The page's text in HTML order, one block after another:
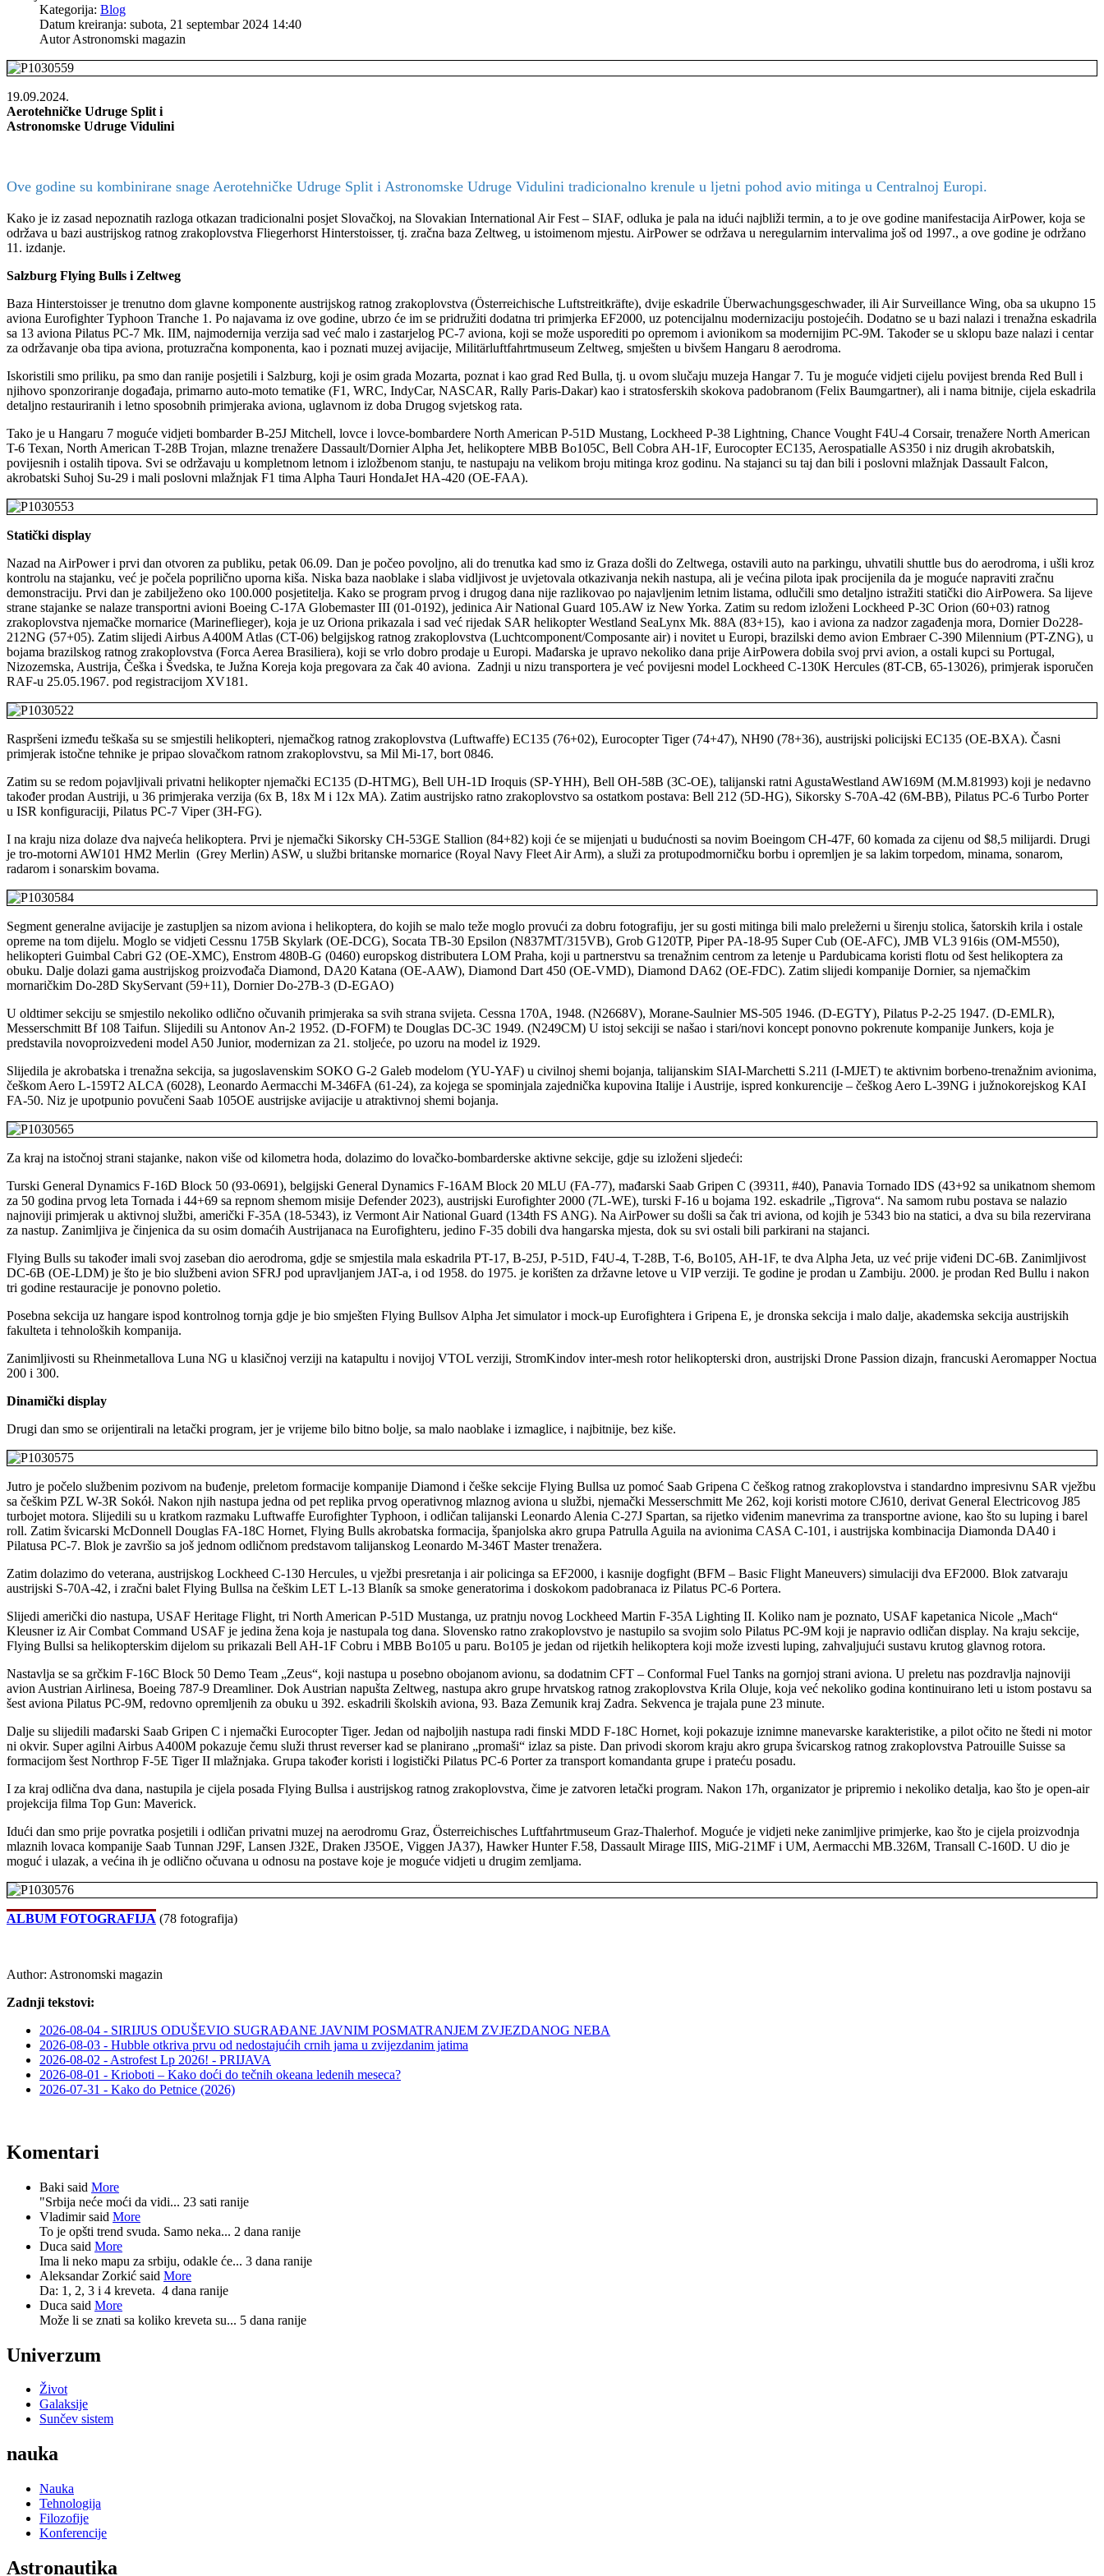
Kategorija: Blog
Datum kreiranja: subota, 21 septembar 2024 14:40
AutorAstronomski magazin
19.09.2024.
Aerotehničke Udruge Split i
Astronomske Udruge Vidulini
Ove godine su kombinirane snage Aerotehničke Udruge Split i Astronomske Udruge Vidulini tradicionalno krenule u ljetni pohod avio mitinga u Centralnoj Europi.
Kako je iz zasad nepoznatih razloga otkazan tradicionalni posjet Slovačkoj, na Slovakian International Air Fest – SIAF, odluka je pala na idući najbliži termin, a to je ove godine manifestacija AirPower, koja se
održava u bazi austrijskog ratnog zrakoplovstva Fliegerhorst Hinterstoisser, tj. zračna baza Zeltweg, u istoimenom mjestu. AirPower se održava u neregularnim intervalima još od 1997., a ove godine je održano
11. izdanje.
Salzburg Flying Bulls i Zeltweg
Baza Hinterstoisser je trenutno dom glavne komponente austrijskog ratnog zrakoplovstva (Österreichische Luftstreitkräfte), dvije eskadrile Überwachungsgeschwader, ili Air Surveillance Wing, oba sa ukupno 15
aviona Eurofighter Typhoon Tranche 1. Po najavama iz ove godine, ubrzo će im se pridružiti dodatna tri primjerka EF2000, uz potencijalnu modernizaciju postojećih. Dodatno se u bazi nalazi i trenažna eskadrila
sa 13 aviona Pilatus PC-7 Mk. IIM, najmodernija verzija sad već malo i zastarjelog PC-7 aviona, koji se može usporediti po opremom i avionikom sa modernijim PC-9M. Također se u sklopu baze nalazi i centar
za održavanje oba tipa aviona, protuzračna komponenta, kao i poznati muzej avijacije, Militärluftfahrtmuseum Zeltweg, smješten u bivšem Hangaru 8 aerodroma.
Iskoristili smo priliku, pa smo dan ranije posjetili i Salzburg, koji je osim grada Mozarta, poznat i kao grad Red Bulla, tj. u ovom slučaju muzeja Hangar 7. Tu je moguće vidjeti cijelu povijest brenda Red Bull i
njihovo sponzoriranje događaja, primarno auto-moto tematike (F1, WRC, IndyCar, NASCAR, Rally Paris-Dakar) kao i stratosferskih skokova padobranom (Felix Baumgartner), ali i nama bitnije, cijela eskadrila
detaljno restauriranih i letno sposobnih primjeraka aviona, uglavnom iz doba Drugog svjetskog rata.
Tako je u Hangaru 7 moguće vidjeti bombarder B-25J Mitchell, lovce i lovce-bombardere North American P-51D Mustang, Lockheed P-38 Lightning, Chance Vought F4U-4 Corsair, trenažere North American
T-6 Texan, North American T-28B Trojan, mlazne trenažere Dassault/Dornier Alpha Jet, helikoptere MBB Bo105C, Bell Cobra AH-1F, Eurocopter EC135, Aerospatialle AS350 i niz drugih akrobatskih,
povijesnih i ostalih tipova. Svi se održavaju u kompletnom letnom i izložbenom stanju, te nastupaju na velikom broju mitinga kroz godinu. Na stajanci su taj dan bili i poslovni mlažnjak Dassault Falcon,
akrobatski Suhoj Su-29 i mali poslovni mlažnjak F1 tima Alpha Tauri HondaJet HA-420 (OE-FAA).
Statički display
Nazad na AirPower i prvi dan otvoren za publiku, petak 06.09. Dan je počeo povoljno, ali do trenutka kad smo iz Graza došli do Zeltwega, ostavili auto na parkingu, uhvatili shuttle bus do aerodroma, i ušli kroz
kontrolu na stajanku, već je počela poprilično uporna kiša. Niska baza naoblake i slaba vidljivost je uvjetovala otkazivanja nekih nastupa, ali je većina pilota ipak procijenila da je moguće napraviti zračnu
demonstraciju. Prvi dan je zabilježeno oko 100.000 posjetitelja. Kako se program prvog i drugog dana nije razlikovao po najavljenim letnim listama, odlučili smo detaljno istražiti statički dio AirPowera. Sa lijeve
strane stajanke se nalaze transportni avioni Boeing C-17A Globemaster III (01-0192), jedinica Air National Guard 105.AW iz New Yorka. Zatim su redom izloženi Lockheed P-3C Orion (60+03) ratnog
zrakoplovstva njemačke mornarice (Marineflieger), koja je uz Oriona prikazala i sad već rijedak SAR helikopter Westland SeaLynx Mk. 88A (83+15), kao i aviona za nadzor zagađenja mora, Dornier Do228-
212NG (57+05). Zatim slijedi Airbus A400M Atlas (CT-06) belgijskog ratnog zrakoplovstva (Luchtcomponent/Composante air) i novitet u Europi, brazilski demo avion Embraer C-390 Milennium (PT-ZNG), u
bojama brazilskog ratnog zrakoplovstva (Forca Aerea Brasiliera), koji se vrlo dobro prodaje u Europi. Mađarska je upravo nekoliko dana prije AirPowera dobila svoj prvi avion, a ostali kupci su Portugal,
Nizozemska, Austrija, Češka i Švedska, te Južna Koreja koja pregovara za čak 40 aviona. Zadnji u nizu transportera je već povijesni model Lockheed C-130K Hercules (8T-CB, 65-13026), primjerak isporučen
RAF-u 25.05.1967. pod registracijom XV181.
Raspršeni između teškaša su se smjestili helikopteri, njemačkog ratnog zrakoplovstva (Luftwaffe) EC135 (76+02), Eurocopter Tiger (74+47), NH90 (78+36), austrijski policijski EC135 (OE-BXA). Časni
primjerak istočne tehnike je pripao slovačkom ratnom zrakoplovstvu, sa Mil Mi-17, bort 0846.
Zatim su se redom pojavljivali privatni helikopter njemački EC135 (D-HTMG), Bell UH-1D Iroquis (SP-YHH), Bell OH-58B (3C-OE), talijanski ratni AgustaWestland AW169M (M.M.81993) koji je nedavno
također prodan Austriji, u 36 primjeraka verzija (6x B, 18x M i 12x MA). Zatim austrijsko ratno zrakoplovstvo sa ostatkom postava: Bell 212 (5D-HG), Sikorsky S-70A-42 (6M-BB), Pilatus PC-6 Turbo Porter
u ISR konfiguraciji, Pilatus PC-7 Viper (3H-FG).
I na kraju niza dolaze dva najveća helikoptera. Prvi je njemački Sikorsky CH-53GE Stallion (84+82) koji će se mijenjati u budućnosti sa novim Boeingom CH-47F, 60 komada za cijenu od $8,5 milijardi. Drugi
je tro-motorni AW101 HM2 Merlin (Grey Merlin) ASW, u službi britanske mornarice (Royal Navy Fleet Air Arm), a služi za protupodmorničku borbu i opremljen je sa lakim torpedom, minama, sonarom,
radarom i sonarskim bovama.
Segment generalne avijacije je zastupljen sa nizom aviona i helikoptera, do kojih se malo teže moglo provući za dobru fotografiju, jer su gosti mitinga bili malo preležerni u širenju stolica, šatorskih krila i ostale
opreme na tom dijelu. Moglo se vidjeti Cessnu 175B Skylark (OE-DCG), Socata TB-30 Epsilon (N837MT/315VB), Grob G120TP, Piper PA-18-95 Super Cub (OE-AFC), JMB VL3 916is (OM-M550),
helikopteri Guimbal Cabri G2 (OE-XMC), Enstrom 480B-G (0460) europskog distributera LOM Praha, koji u partnerstvu sa trenažnim centrom za letenje u Pardubicama koristi flotu od šest helikoptera za
obuku. Dalje dolazi gama austrijskog proizvođača Diamond, DA20 Katana (OE-AAW), Diamond Dart 450 (OE-VMD), Diamond DA62 (OE-FDC). Zatim slijedi kompanije Dornier, sa njemačkim
mornaričkim Do-28D SkyServant (59+11), Dornier Do-27B-3 (D-EGAO)
U oldtimer sekciju se smjestilo nekoliko odlično očuvanih primjeraka sa svih strana svijeta. Cessna 170A, 1948. (N2668V), Morane-Saulnier MS-505 1946. (D-EGTY), Pilatus P-2-25 1947. (D-EMLR),
Messerschmitt Bf 108 Taifun. Slijedili su Antonov An-2 1952. (D-FOFM) te Douglas DC-3C 1949. (N249CM) U istoj sekciji se našao i stari/novi koncept ponovno pokrenute kompanije Junkers, koja je
predstavila novoproizvedeni model A50 Junior, modernizan za 21. stoljeće, po uzoru na model iz 1929.
Slijedila je akrobatska i trenažna sekcija, sa jugoslavenskim SOKO G-2 Galeb modelom (YU-YAF) u civilnoj shemi bojanja, talijanskim SIAI-Marchetti S.211 (I-MJET) te aktivnim borbeno-trenažnim avionima,
češkom Aero L-159T2 ALCA (6028), Leonardo Aermacchi M-346FA (61-24), za kojega se spominjala zajednička kupovina Italije i Austrije, ispred konkurencije – češkog Aero L-39NG i južnokorejskog KAI
FA-50. Niz je upotpunio povučeni Saab 105OE austrijske avijacije u atraktivnoj shemi bojanja.
Za kraj na istočnoj strani stajanke, nakon više od kilometra hoda, dolazimo do lovačko-bombarderske aktivne sekcije, gdje su izloženi sljedeći:
Turski General Dynamics F-16D Block 50 (93-0691), belgijski General Dynamics F-16AM Block 20 MLU (FA-77), mađarski Saab Gripen C (39311, #40), Panavia Tornado IDS (43+92 sa unikatnom shemom
za 50 godina prvog leta Tornada i 44+69 sa repnom shemom misije Defender 2023), austrijski Eurofighter 2000 (7L-WE), turski F-16 u bojama 192. eskadrile „Tigrova“. Na samom rubu postava se nalazio
najnoviji primjerak u aktivnoj službi, američki F-35A (18-5343), iz Vermont Air National Guard (134th FS ANG). Na AirPower su došli sa čak tri aviona, od kojih je 5343 bio na statici, a dva su bila rezervirana
za nastup. Zanimljiva je činjenica da su osim domaćih Austrijanaca na Eurofighteru, jedino F-35 dobili dva hangarska mjesta, dok su svi ostali bili parkirani na stajanci.
Flying Bulls su također imali svoj zaseban dio aerodroma, gdje se smjestila mala eskadrila PT-17, B-25J, P-51D, F4U-4, T-28B, T-6, Bo105, AH-1F, te dva Alpha Jeta, uz već prije viđeni DC-6B. Zanimljivost
DC-6B (OE-LDM) je što je bio službeni avion SFRJ pod upravljanjem JAT-a, i od 1958. do 1975. je korišten za državne letove u VIP verziji. Te godine je prodan u Zambiju. 2000. je prodan Red Bullu i nakon
tri godine restauracije je ponovno poletio.
Posebna sekcija uz hangare ispod kontrolnog tornja gdje je bio smješten Flying Bullsov Alpha Jet simulator i mock-up Eurofightera i Gripena E, je dronska sekcija i malo dalje, akademska sekcija austrijskih
fakulteta i tehnoloških kompanija.
Zanimljivosti su Rheinmetallova Luna NG u klasičnoj verziji na katapultu i novijoj VTOL verziji, StromKindov inter-mesh rotor helikopterski dron, austrijski Drone Passion dizajn, francuski Aeromapper Noctua
200 i 300.
Dinamički display
Drugi dan smo se orijentirali na letački program, jer je vrijeme bilo bitno bolje, sa malo naoblake i izmaglice, i najbitnije, bez kiše.
Jutro je počelo službenim pozivom na buđenje, preletom formacije kompanije Diamond i češke sekcije Flying Bullsa uz pomoć Saab Gripena C češkog ratnog zrakoplovstva i standardno impresivnu SAR vježbu
sa češkim PZL W-3R Sokół. Nakon njih nastupa jedna od pet replika prvog operativnog mlaznog aviona u službi, njemački Messerschmitt Me 262, koji koristi motore CJ610, derivat General Electricovog J85
turbojet motora. Slijedili su u kratkom razmaku Luftwaffe Eurofighter Typhoon, i odličan talijanski Leonardo Alenia C-27J Spartan, sa rijetko viđenim manevrima za transportne avione, kao što su luping i barel
roll. Zatim švicarski McDonnell Douglas FA-18C Hornet, Flying Bulls akrobatska formacija, španjolska akro grupa Patrulla Aguila na avionima CASA C-101, i austrijska kombinacija Diamonda DA40 i
Pilatusa PC-7. Blok je završio sa još jednom odličnom predstavom talijanskog Leonardo M-346T Master trenažera.
Zatim dolazimo do veterana, austrijskog Lockheed C-130 Hercules, u vježbi presretanja i air policinga sa EF2000, i kasnije dogfight (BFM – Basic Flight Maneuvers) simulaciji dva EF2000. Blok zatvaraju
austrijski S-70A-42, i zračni balet Flying Bullsa na češkim LET L-13 Blaník sa smoke generatorima i doskokom padobranaca iz Pilatus PC-6 Portera.
Slijedi američki dio nastupa, USAF Heritage Flight, tri North American P-51D Mustanga, uz pratnju novog Lockheed Martin F-35A Lighting II. Koliko nam je poznato, USAF kapetanica Nicole „Mach“
Kleusner iz Air Combat Command USAF je jedina žena koja je nastupala tog dana. Slovensko ratno zrakoplovstvo je nastupilo sa svojim solo Pilatus PC-9M koji je napravio odličan display. Na kraju sekcije,
Flying Bullsi sa helikopterskim dijelom su prikazali Bell AH-1F Cobru i MBB Bo105 u paru. Bo105 je jedan od rijetkih helikoptera koji može izvesti luping, zahvaljujući sustavu krutog glavnog rotora.
Nastavlja se sa grčkim F-16C Block 50 Demo Team „Zeus“, koji nastupa u posebno obojanom avionu, sa dodatnim CFT – Conformal Fuel Tanks na gornjoj strani aviona. U preletu nas pozdravlja najnoviji
avion Austrian Airlinesa, Boeing 787-9 Dreamliner. Dok Austrian napušta Zeltweg, nastupa akro grupe hrvatskog ratnog zrakoplovstva Krila Oluje, koja već nekoliko godina kontinuirano leti u istom postavu sa
šest aviona Pilatus PC-9M, redovno opremljenih za obuku u 392. eskadrili školskih aviona, 93. Baza Zemunik kraj Zadra. Sekvenca je trajala pune 23 minute.
Dalje su slijedili mađarski Saab Gripen C i njemački Eurocopter Tiger. Jedan od najboljih nastupa radi finski MDD F-18C Hornet, koji pokazuje iznimne manevarske karakteristike, a pilot očito ne štedi ni motor
ni okvir. Super agilni Airbus A400M pokazuje čemu služi thrust reverser kad se planirano „promaši“ izlaz sa piste. Dan privodi skorom kraju akro grupa švicarskog ratnog zrakoplovstva Patrouille Suisse sa
formacijom šest Northrop F-5E Tiger II mlažnjaka. Grupa također koristi i logistički Pilatus PC-6 Porter za transport komandanta grupe i prateću posadu.
I za kraj odlična dva dana, nastupila je cijela posada Flying Bullsa i austrijskog ratnog zrakoplovstva, čime je zatvoren letački program. Nakon 17h, organizator je pripremio i nekoliko detalja, kao što je open-air
projekcija filma Top Gun: Maverick.
Idući dan smo prije povratka posjetili i odličan privatni muzej na aerodromu Graz, Österreichisches Luftfahrtmuseum Graz-Thalerhof. Moguće je vidjeti neke zanimljive primjerke, kao što je cijela proizvodnja
mlaznih lovaca kompanije Saab Tunnan J29F, Lansen J32E, Draken J35OE, Viggen JA37), Hawker Hunter F.58, Dassault Mirage IIIS, MiG-21MF i UM, Aermacchi MB.326M, Transall C-160D. U dio je
moguć i ulazak, a većina ih je odlično očuvana u odnosu na postave koje je moguće vidjeti u drugim zemljama.
ALBUM FOTOGRAFIJA (78 fotografija)
Author: Astronomski magazin
Zadnji tekstovi:
2026-08-04 - SIRIJUS ODUŠEVIO SUGRAĐANE JAVNIM POSMATRANJEM ZVJEZDANOG NEBA
2026-08-03 - Hubble otkriva prvu od nedostajućih crnih jama u zvijezdanim jatima
2026-08-02 - Astrofest Lp 2026! - PRIJAVA
2026-08-01 - Krioboti – Kako doći do tečnih okeana ledenih meseca?
2026-07-31 - Kako do Petnice (2026)
Komentari
Baki said More
"Srbija neće moći da vidi... 23 sati ranije
Vladimir said More
To je opšti trend svuda. Samo neka... 2 dana ranije
Duca said More
Ima li neko mapu za srbiju, odakle će... 3 dana ranije
Aleksandar Zorkić said More
Da: 1, 2, 3 i 4 kreveta. 4 dana ranije
Duca said More
Može li se znati sa koliko kreveta su... 5 dana ranije
Univerzum
Život
Galaksije
Sunčev sistem
nauka
Nauka
Tehnologija
Filozofije
Konferencije
Astronautika